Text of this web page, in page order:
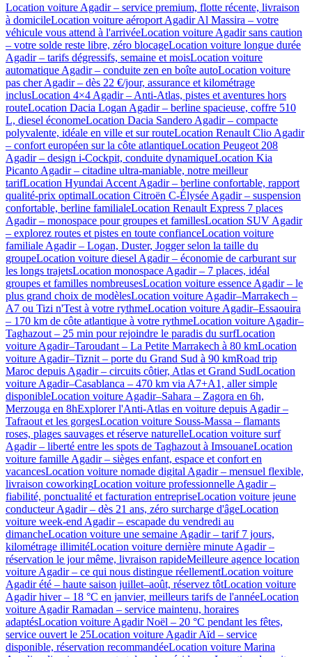
Location voiture Agadir – service premium, flotte récente, livraison
à domicileLocation voiture aéroport Agadir Al Massira – votre
véhicule vous attend à l'arrivéeLocation voiture Agadir sans caution
– votre solde reste libre, zéro blocageLocation voiture longue durée
Agadir – tarifs dégressifs, semaine et moisLocation voiture
automatique Agadir – conduite zen en boîte autoLocation voiture
pas cher Agadir – dès 22 €/jour, assurance et kilométrage
inclusLocation 4×4 Agadir – Anti-Atlas, pistes et aventures hors
routeLocation Dacia Logan Agadir – berline spacieuse, coffre 510
L, diesel économeLocation Dacia Sandero Agadir – compacte
polyvalente, idéale en ville et sur routeLocation Renault Clio Agadir
– confort européen sur la côte atlantiqueLocation Peugeot 208
Agadir – design i-Cockpit, conduite dynamiqueLocation Kia
Picanto Agadir – citadine ultra-maniable, notre meilleur
tarifLocation Hyundai Accent Agadir – berline confortable, rapport
qualité-prix optimalLocation Citroën C-Élysée Agadir – suspension
confortable, berline familialeLocation Renault Express 7 places
Agadir – monospace pour groupes et famillesLocation SUV Agadir
– explorez routes et pistes en toute confianceLocation voiture
familiale Agadir – Logan, Duster, Jogger selon la taille du
groupeLocation voiture diesel Agadir – économie de carburant sur
les longs trajetsLocation monospace Agadir – 7 places, idéal
groupes et familles nombreusesLocation voiture essence Agadir – le
plus grand choix de modèlesLocation voiture Agadir–Marrakech –
A7 ou Tizi n'Test à votre rythmeLocation voiture Agadir–Essaouira
– 170 km de côte atlantique à votre rythmeLocation voiture Agadir–
Taghazout – 25 min pour rejoindre le paradis du surfLocation
voiture Agadir–Taroudant – La Petite Marrakech à 80 kmLocation
voiture Agadir–Tiznit – porte du Grand Sud à 90 kmRoad trip
Maroc depuis Agadir – circuits côtier, Atlas et Grand SudLocation
voiture Agadir–Casablanca – 470 km via A7+A1, aller simple
disponibleLocation voiture Agadir–Sahara – Zagora en 6h,
Merzouga en 8hExplorer l'Anti-Atlas en voiture depuis Agadir –
Tafraout et les gorgesLocation voiture Souss-Massa – flamants
roses, plages sauvages et réserve naturelleLocation voiture surf
Agadir – liberté entre les spots de Taghazout à ImsouaneLocation
voiture famille Agadir – sièges enfant, espace et confort en
vacancesLocation voiture nomade digital Agadir – mensuel flexible,
livraison coworkingLocation voiture professionnelle Agadir –
fiabilité, ponctualité et facturation entrepriseLocation voiture jeune
conducteur Agadir – dès 21 ans, zéro surcharge d'âgeLocation
voiture week-end Agadir – escapade du vendredi au
dimancheLocation voiture une semaine Agadir – tarif 7 jours,
kilométrage illimitéLocation voiture dernière minute Agadir –
réservation le jour même, livraison rapideMeilleure agence location
voiture Agadir – ce qui nous distingue réellementLocation voiture
Agadir été – haute saison juillet–août, réservez tôtLocation voiture
Agadir hiver – 18 °C en janvier, meilleurs tarifs de l'annéeLocation
voiture Agadir Ramadan – service maintenu, horaires
adaptésLocation voiture Agadir Noël – 20 °C pendant les fêtes,
service ouvert le 25Location voiture Agadir Aïd – service
disponible, réservation recommandéeLocation voiture Marina